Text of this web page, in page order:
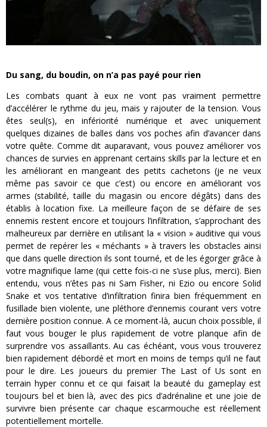
Du sang, du boudin, on n’a pas payé pour rien
Les combats quant à eux ne vont pas vraiment permettre
d’accélérer le rythme du jeu, mais y rajouter de la tension. Vous
êtes seul(s), en infériorité numérique et avec uniquement
quelques dizaines de balles dans vos poches afin d’avancer dans
votre quête. Comme dit auparavant, vous pouvez améliorer vos
chances de survies en apprenant certains skills par la lecture et en
les améliorant en mangeant des petits cachetons (je ne veux
même pas savoir ce que c’est) ou encore en améliorant vos
armes (stabilité, taille du magasin ou encore dégâts) dans des
établis à location fixe. La meilleure façon de se défaire de ses
ennemis restent encore et toujours l’infiltration, s’approchant des
malheureux par derrière en utilisant la « vision » auditive qui vous
permet de repérer les « méchants » à travers les obstacles ainsi
que dans quelle direction ils sont tourné, et de les égorger grâce à
votre magnifique lame (qui cette fois-ci ne s’use plus, merci). Bien
entendu, vous n’êtes pas ni Sam Fisher, ni Ezio ou encore Solid
Snake et vos tentative d’infiltration finira bien fréquemment en
fusillade bien violente, une pléthore d’ennemis courant vers votre
dernière position connue. A ce moment-là, aucun choix possible, il
faut vous bouger le plus rapidement de votre planque afin de
surprendre vos assaillants. Au cas échéant, vous vous trouverez
bien rapidement débordé et mort en moins de temps qu’il ne faut
pour le dire. Les joueurs du premier The Last of Us sont en
terrain hyper connu et ce qui faisait la beauté du gameplay est
toujours bel et bien là, avec des pics d’adrénaline et une joie de
survivre bien présente car chaque escarmouche est réellement
potentiellement mortelle.